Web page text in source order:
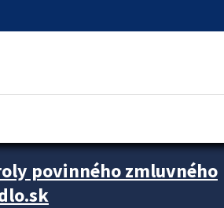
povinného zmluvného